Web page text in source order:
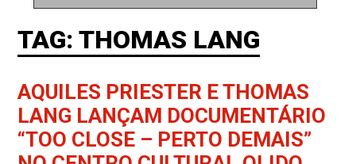
TAG: THOMAS LANG
AQUILES PRIESTER E THOMAS
LANG LANÇAM DOCUMENTÁRIO
“TOO CLOSE – PERTO DEMAIS”